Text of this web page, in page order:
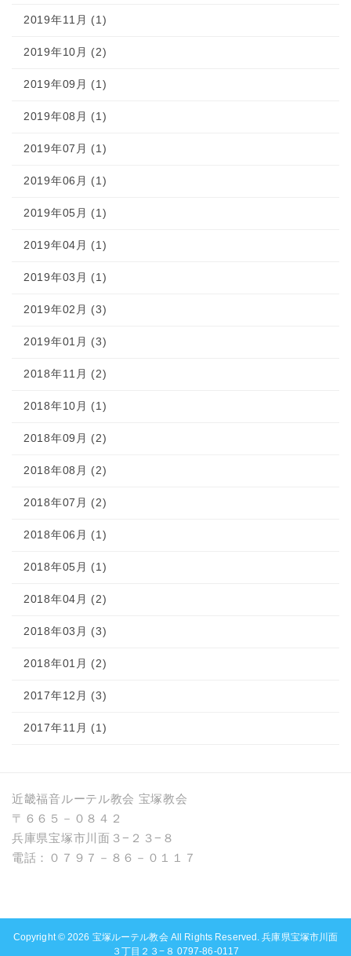
2019年11月 (1)
2019年10月 (2)
2019年09月 (1)
2019年08月 (1)
2019年07月 (1)
2019年06月 (1)
2019年05月 (1)
2019年04月 (1)
2019年03月 (1)
2019年02月 (3)
2019年01月 (3)
2018年11月 (2)
2018年10月 (1)
2018年09月 (2)
2018年08月 (2)
2018年07月 (2)
2018年06月 (1)
2018年05月 (1)
2018年04月 (2)
2018年03月 (3)
2018年01月 (2)
2017年12月 (3)
2017年11月 (1)
近畿福音ルーテル教会 宝塚教会
〒６６５－０８４２
兵庫県宝塚市川面３−２３−８
電話：０７９７－８６－０１１７
Copyright © 2026 宝塚ルーテル教会All Rights Reserved. 兵庫県宝塚市川面
３丁目２３−８ 0797-86-0117